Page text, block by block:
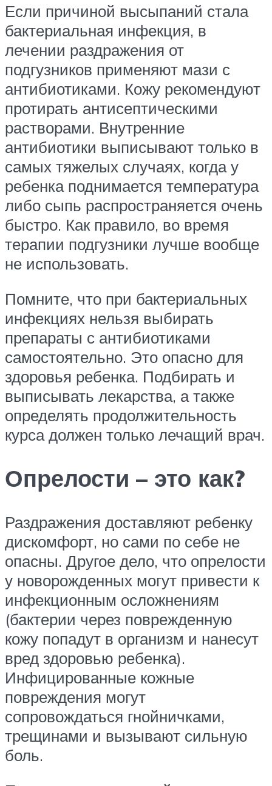
Если причиной высыпаний стала
бактериальная инфекция, в
лечении раздражения от
подгузников применяют мази с
антибиотиками. Кожу рекомендуют
протирать антисептическими
растворами. Внутренние
антибиотики выписывают только в
самых тяжелых случаях, когда у
ребенка поднимается температура
либо сыпь распространяется очень
быстро. Как правило, во время
терапии подгузники лучше вообще
не использовать.
Помните, что при бактериальных
инфекциях нельзя выбирать
препараты с антибиотиками
самостоятельно. Это опасно для
здоровья ребенка. Подбирать и
выписывать лекарства, а также
определять продолжительность
курса должен только лечащий врач.
Опрелости – это как?
Раздражения доставляют ребенку
дискомфорт, но сами по себе не
опасны. Другое дело, что опрелости
у новорожденных могут привести к
инфекционным осложнениям
(бактерии через поврежденную
кожу попадут в организм и нанесут
вред здоровью ребенка).
Инфицированные кожные
повреждения могут
сопровождаться гнойничками,
трещинами и вызывают сильную
боль.